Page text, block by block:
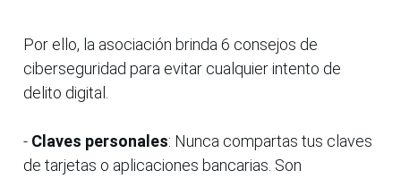
Por ello, la asociación brinda 6 consejos de
ciberseguridad para evitar cualquier intento de
delito digital.
- Claves personales: Nunca compartas tus claves
de tarjetas o aplicaciones bancarias. Son